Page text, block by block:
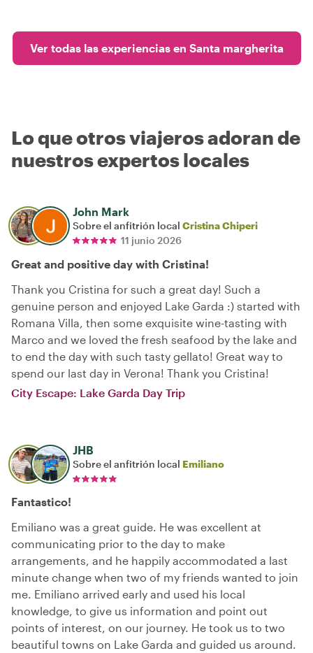
Ver todas las experiencias en Santa margherita
Lo que otros viajeros adoran de
nuestros expertos locales
John Mark
Sobre el anfitrión local Cristina Chiperi
11 junio 2026
Great and positive day with Cristina!
Thank you Cristina for such a great day! Such a
genuine person and enjoyed Lake Garda :) started with
Romana Villa, then some exquisite wine-tasting with
Marco and we loved the fresh seafood by the lake and
to end the day with such tasty gellato! Great way to
spend our last day in Verona! Thank you Cristina!
City Escape: Lake Garda Day Trip
JHB
Sobre el anfitrión local Emiliano
Fantastico!
Emiliano was a great guide. He was excellent at
communicating prior to the day to make
arrangements, and he happily accommodated a last
minute change when two of my friends wanted to join
me. Emiliano arrived early and used his local
knowledge, to give us information and point out
points of interest, on our journey. He took us to two
beautiful towns on Lake Garda and guided us around.